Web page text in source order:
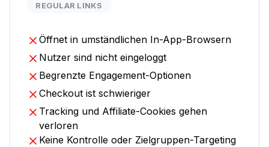
REGULAR LINKS
Öffnet in umständlichen In-App-Browsern
Nutzer sind nicht eingeloggt
Begrenzte Engagement-Optionen
Checkout ist schwieriger
Tracking und Affiliate-Cookies gehen
verloren
Keine Kontrolle oder Zielgruppen-Targeting